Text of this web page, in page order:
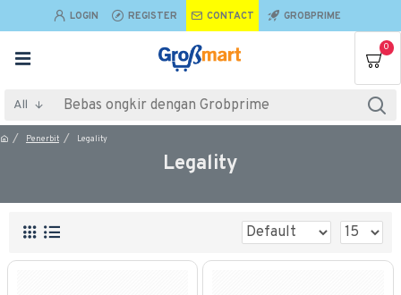
LOGIN REGISTER CONTACT GROBPRIME
0
All
Penerbit Legality
Legality